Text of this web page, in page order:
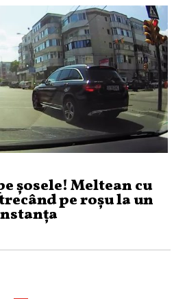
șosele! Meltean cu
pe roșu la un